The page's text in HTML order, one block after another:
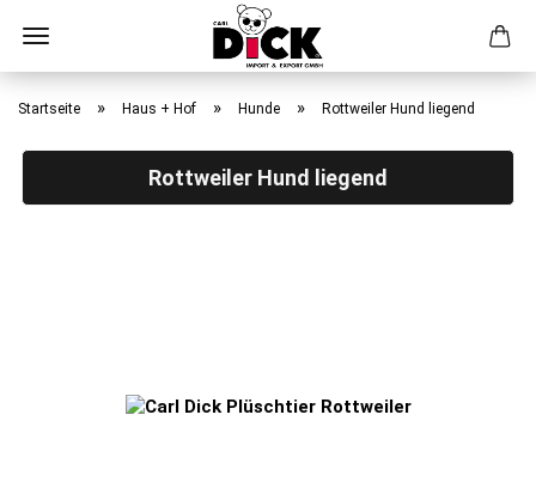
Direkt
zumStartseite » Haus + Hof » Hunde » Rottweiler Hund liegend
Rottweiler Hund liegend